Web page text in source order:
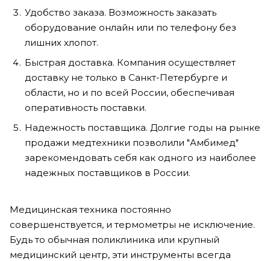
Удобство заказа. Возможность заказать
оборудование онлайн или по телефону без
лишних хлопот.
Быстрая доставка. Компания осуществляет
доставку не только в Санкт-Петербурге и
области, но и по всей России, обеспечивая
оперативность поставки.
Надежность поставщика. Долгие годы на рынке
продажи медтехники позволили "Амбимед"
зарекомендовать себя как одного из наиболее
надежных поставщиков в России.
Медицинская техника постоянно
совершенствуется, и термометры не исключение.
Будь то обычная поликлиника или крупный
медицинский центр, эти инструменты всегда